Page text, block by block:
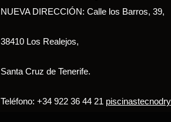
NUEVA DIRECCIÓN: Calle los Barros, 39,
38410 Los Realejos,
Santa Cruz de Tenerife.
Teléfono: +34 922 36 44 21